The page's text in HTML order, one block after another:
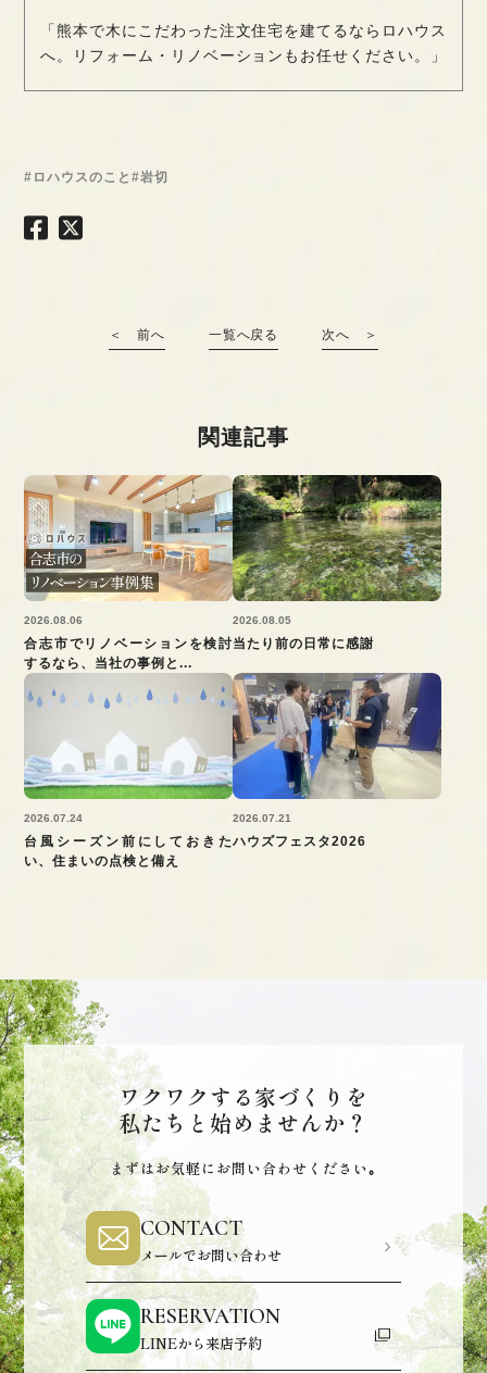
「熊本で木にこだわった注文住宅を建てるならロハウス
へ。リフォーム・リノベーションもお任せください。」
#ロハウスのこと#岩切
＜ 前へ 一覧へ戻る 次へ ＞
関連記事
2026.08.06
合志市でリノベーションを検討
するなら、当社の事例と...
2026.08.05
当たり前の日常に感謝
2026.07.24
台風シーズン前にしておきた
い、住まいの点検と備え
2026.07.21
ハウズフェスタ2026
ワクワクする家づくりを
私たちと始めませんか？
まずはお気軽にお問い合わせください｡
CONTACT
メールでお問い合わせ
RESERVATION
LINEから来店予約